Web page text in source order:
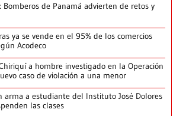
Bomberos de Panamá advierten de retos y
ya se vende en el 95% de los comercios
Acodeco
a hombre investigado en la Operación
caso de violación a una menor
arma a estudiante del Instituto José Dolores
las clases